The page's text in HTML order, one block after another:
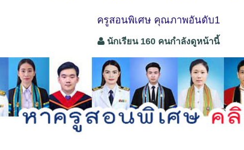
ครูสอนพิเศษ คุณภาพอันดับ1
นักเรียน 160 คนกำลังดูหน้านี้